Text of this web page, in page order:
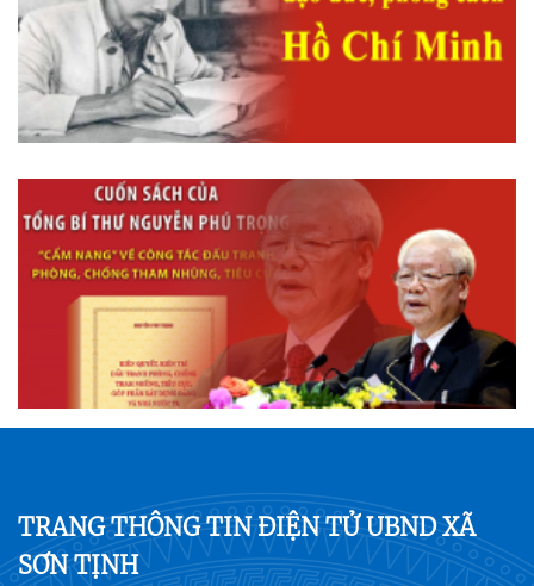
TRANG THÔNG TIN ĐIỆN TỬ UBND XÃ
SƠN TỊNH